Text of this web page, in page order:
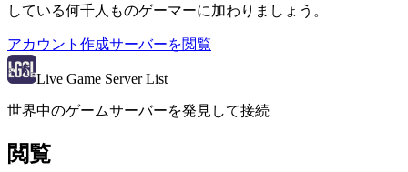
している何千人ものゲーマーに加わりましょう。
アカウント作成サーバーを閲覧
Live Game Server List
世界中のゲームサーバーを発見して接続
閲覧